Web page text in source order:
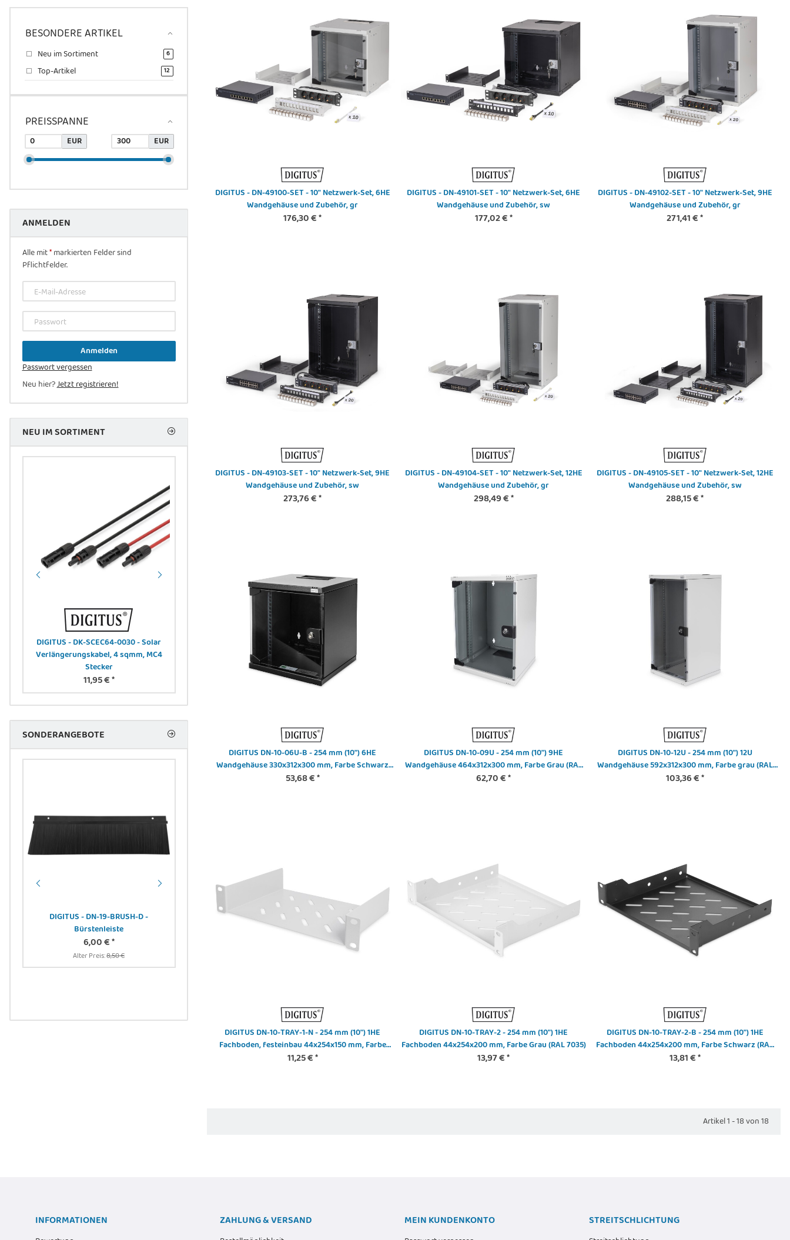
DIGITUS - DN-49100-SET - 10" Netzwerk-Set, 6HE
Wandgehäuse und Zubehör, gr
176,30 €*
DIGITUS - DN-49101-SET - 10" Netzwerk-Set, 6HE
Wandgehäuse und Zubehör, sw
177,02 €*
DIGITUS - DN-49102-SET - 10" Netzwerk-Set, 9HE
Wandgehäuse und Zubehör, gr
271,41 €*
DIGITUS - DN-49103-SET - 10" Netzwerk-Set, 9HE
Wandgehäuse und Zubehör, sw
273,76 €*
DIGITUS - DN-49104-SET - 10" Netzwerk-Set, 12HE
Wandgehäuse und Zubehör, gr
298,49 €*
DIGITUS - DN-49105-SET - 10" Netzwerk-Set, 12HE
Wandgehäuse und Zubehör, sw
288,15 €*
DIGITUS DN-10-06U-B - 254 mm (10") 6HE
Wandgehäuse 330x312x300 mm, Farbe Schwarz
(RAL 9005)
53,68 €*
DIGITUS DN-10-09U - 254 mm (10") 9HE
Wandgehäuse 464x312x300 mm, Farbe Grau (RAL
7035)
62,70 €*
DIGITUS DN-10-12U - 254 mm (10") 12U
Wandgehäuse 592x312x300 mm, Farbe grau (RAL
7035)
103,36 €*
DIGITUS DN-10-TRAY-1-N - 254 mm (10") 1HE
Fachboden, festeinbau 44x254x150 mm, Farbe
Grau (RAL 7035)
11,25 €*
DIGITUS DN-10-TRAY-2 - 254 mm (10") 1HE
Fachboden 44x254x200 mm, Farbe Grau (RAL 7035)
13,97 €*
DIGITUS DN-10-TRAY-2-B - 254 mm (10") 1HE
Fachboden 44x254x200 mm, Farbe Schwarz (RAL
9005)
13,81 €*
Artikel 1 - 18 von 18
BESONDERE ARTIKEL
Neu im Sortiment 6Artikel gefunden
Top-Artikel 12 Artikel gefunden
PREISSPANNE
EUR EUR
ANMELDEN
Alle mit*markierten Felder sind
Pflichtfelder.
E-Mail-Adresse
Passwort
Anmelden
Passwort vergessen
Neu hier?Jetzt registrieren!
NEU IM SORTIMENT
DIGITUS - DK-SCEC64-0030 - Solar
Verlängerungskabel, 4 sqmm, MC4
Stecker
11,95 €*
DIGITUS - DK-1632-A-003S-V - CAT 6A
F-FTP slim patch cord, Cu, LSZH
1,87 €*
DIGITUS - DS-55581 - Videokonfernz
DIGITUS - DN-96007-1-K - LWL LC
Schrank 16HE T460
112,82 €
SONDERANGEBOTE
DIGITUS - DN-19-BRUSH-D -
Bürstenleiste
6,00 €*
Alter Preis:8,50 €
Noctua NF-F12 PWM - Gehäuselüfter -
DIGITUS DN-91411-LF - Modular Patch
Noctua NF-R8 redux-1800 PWM -
Computergehäuse - Ventilator - 8 cm -
DIGITUS - DN-19-BRUSH-D -
Bürstenleiste
6,00 €
Alter Preis:
INFORMATIONEN ZAHLUNG & VERSAND MEIN KUNDENKONTO STREITSCHLICHTUNG